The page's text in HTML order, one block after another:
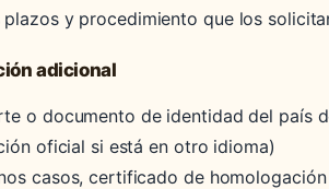
plazos y procedimiento que los
adicional
o documento de identidad del país
oficial si está en otro idioma)
casos, certificado de